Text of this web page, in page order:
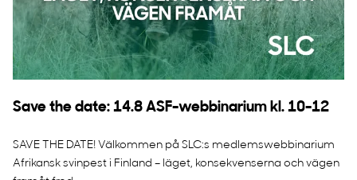
Save the date: 14.8 ASF-webbinarium kl. 10-12
SAVE THE DATE! Välkommen på SLC:s medlemswebbinarium
Afrikansk svinpest i Finland – läget, konsekvenserna och vägen